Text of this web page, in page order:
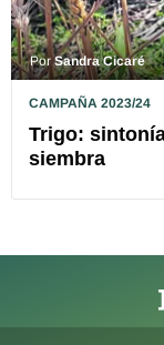
PorSandra Cicaré
CAMPAÑA 2023/24
Trigo:
siembra